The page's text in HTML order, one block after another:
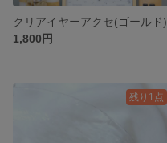
クリアイヤーアクセ(ゴールド)
1,800円
残り1点